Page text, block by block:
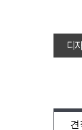
디
견